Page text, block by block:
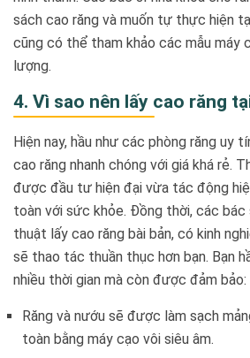
sách cao răng và muốn tự thực hiện
cũng có thể tham khảo các mẫu máy
lượng.
4. Vì sao nên lấy cao răng
Hiện nay, hầu như các phòng răng uy
cao răng nhanh chóng với giá khá rẻ.
được đầu tư hiện đại vừa tác động
toàn với sức khỏe. Đồng thời, các bác
thuật lấy cao răng bài bản, có kinh
sẽ thao tác thuần thục hơn bạn. Bạn
nhiều thời gian mà còn được đảm bảo:
Răng và nướu sẽ được làm sạch
toàn bằng máy cạo vôi siêu âm.